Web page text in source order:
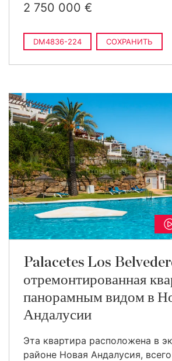
2 750 000 €
DM4836-224 СОХРАНИТЬ
Palacetes Los
отремонтированная
панорамным видом в
Андалусии
Эта квартира расположена в
районе Новая Андалусия,